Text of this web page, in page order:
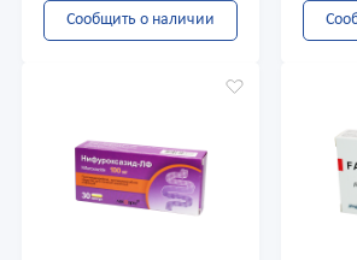
Сообщить о наличии